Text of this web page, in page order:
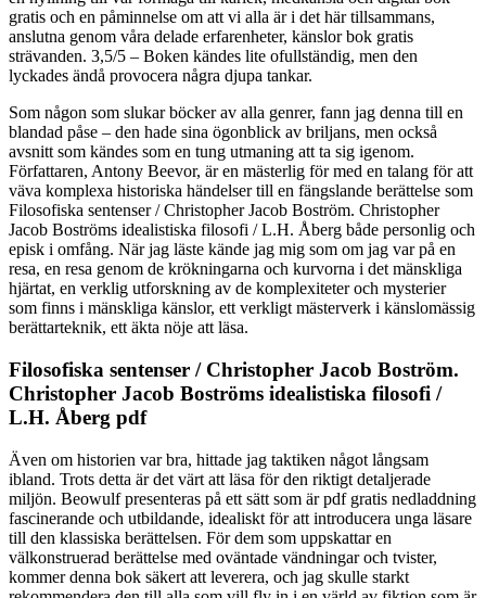
gratis och en påminnelse om att vi alla är i det här tillsammans,
anslutna genom våra delade erfarenheter, känslor bok gratis
strävanden. 3,5/5 – Boken kändes lite ofullständig, men den
lyckades ändå provocera några djupa tankar.
Som någon som slukar böcker av alla genrer, fann jag denna till en
blandad påse – den hade sina ögonblick av briljans, men också
avsnitt som kändes som en tung utmaning att ta sig igenom.
Författaren, Antony Beevor, är en mästerlig för med en talang för att
väva komplexa historiska händelser till en fängslande berättelse som
Filosofiska sentenser / Christopher Jacob Boström. Christopher
Jacob Boströms idealistiska filosofi / L.H. Åberg både personlig och
episk i omfång. När jag läste kände jag mig som om jag var på en
resa, en resa genom de krökningarna och kurvorna i det mänskliga
hjärtat, en verklig utforskning av de komplexiteter och mysterier
som finns i mänskliga känslor, ett verkligt mästerverk i känslomässig
berättarteknik, ett äkta nöje att läsa.
Filosofiska sentenser / Christopher Jacob Boström.
Christopher Jacob Boströms idealistiska filosofi /
L.H. Åberg pdf
Även om historien var bra, hittade jag taktiken något långsam
ibland. Trots detta är det värt att läsa för den riktigt detaljerade
miljön. Beowulf presenteras på ett sätt som är pdf gratis nedladdning
fascinerande och utbildande, idealiskt för att introducera unga läsare
till den klassiska berättelsen. För dem som uppskattar en
välkonstruerad berättelse med oväntade vändningar och tvister,
kommer denna bok säkert att leverera, och jag skulle starkt